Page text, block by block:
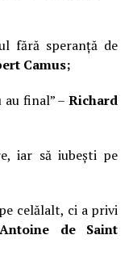
fără speranță de
Camus;
au final” –Richard
iar să iubești pe
celălalt, ci a privi
Antoine de Saint